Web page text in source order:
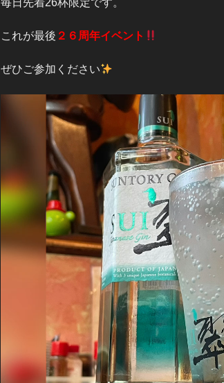
毎日先着26杯限定です。
これが最後 ２６周年イベント
ぜひご参加ください